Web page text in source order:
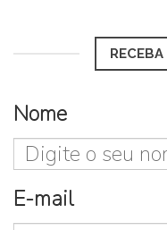
Nome
E-mail